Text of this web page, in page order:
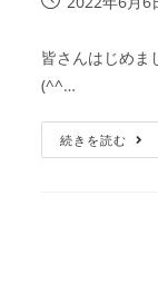
皆さんはじめま
(^^…
続きを読む